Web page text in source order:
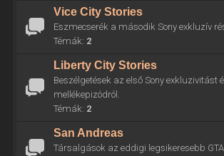
Vice City Stories
Eszmecserék a második Sony exkluzív
Témák: 2
Liberty City Stories
Beszélgetések az első Sony exkluzivitást
mellékepizódról.
Témák: 2
San Andreas
Társalgások az eddigi legsikeresebb